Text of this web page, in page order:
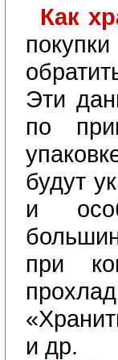
Как
Эти
по
будут
и
при
и др.